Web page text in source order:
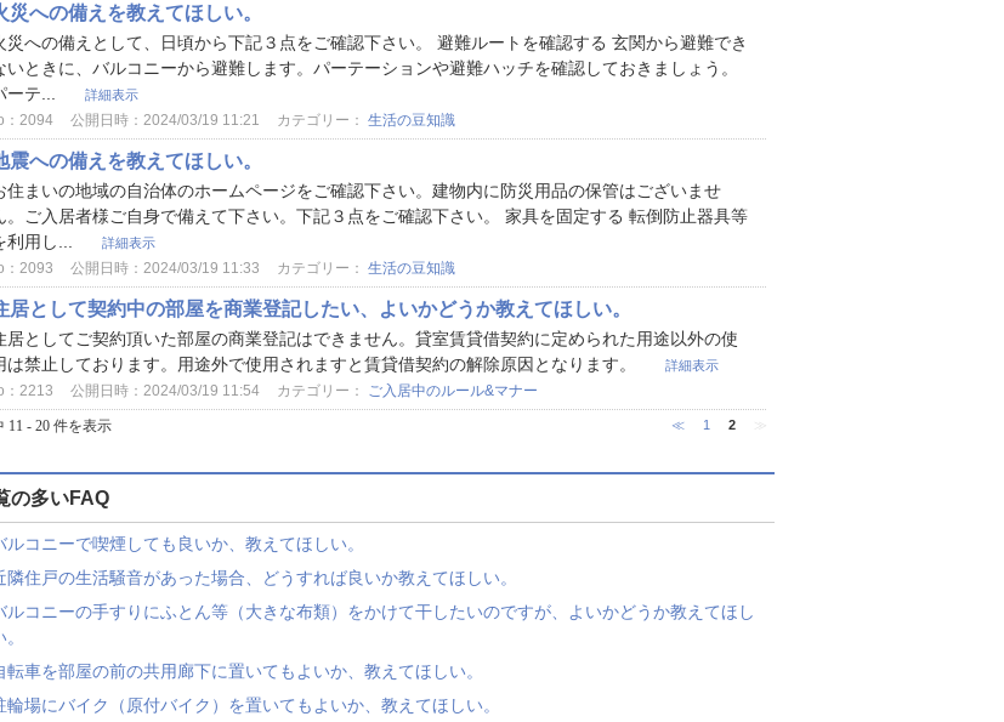
災への備えを教えてほしい。
災への備えとして、日頃から下記３点をご確認下さい。 避難ルートを確認する 玄関から避難でき
いときに、バルコニーから避難します。パーテーションや避難ハッチを確認しておきましょう。
ーテ...
詳細表示
：2094 公開日時：2024/03/19 11:21 カテゴリー： 生活の豆知識
震への備えを教えてほしい。
住まいの地域の自治体のホームページをご確認下さい。建物内に防災用品の保管はございませ
。ご入居者様ご自身で備えて下さい。下記３点をご確認下さい。 家具を固定する 転倒防止器具等
利用し...
詳細表示
：2093 公開日時：2024/03/19 11:33 カテゴリー： 生活の豆知識
居として契約中の部屋を商業登記したい、よいかどうか教えてほしい。
居としてご契約頂いた部屋の商業登記はできません。貸室賃貸借契約に定められた用途以外の使
は禁止しております。用途外で使用されますと賃貸借契約の解除原因となります。
詳細表示
：2213 公開日時：2024/03/19 11:54 カテゴリー： ご入居中のルール&マナー
11 - 20 件を表示 ≪ 1 2
の多いFAQ
ルコニーで喫煙しても良いか、教えてほしい。
隣住戸の生活騒音があった場合、どうすれば良いか教えてほしい。
ルコニーの手すりにふとん等（大きな布類）をかけて干したいのですが、よいかどうか教えてほし
転車を部屋の前の共用廊下に置いてもよいか、教えてほしい。
輪場にバイク（原付バイク）を置いてもよいか、教えてほしい。